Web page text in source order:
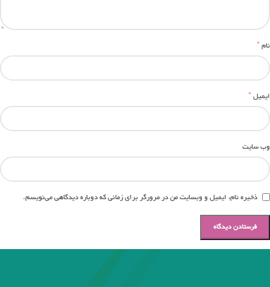
نام*
ایمیل*
وب‌ سایت
ذخیره نام، ایمیل و وبسایت من در مرورگر برای زمانی که دوباره دیدگاهی می‌نویسم.